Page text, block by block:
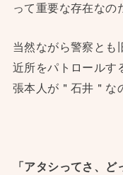
って重要な存在なの
当然ながら警察とも
近所をパトロールす
張本人が＂石井＂な
「アタシってさ、